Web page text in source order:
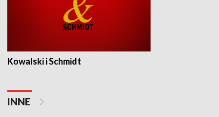
Kowalski i Schmidt
INNE